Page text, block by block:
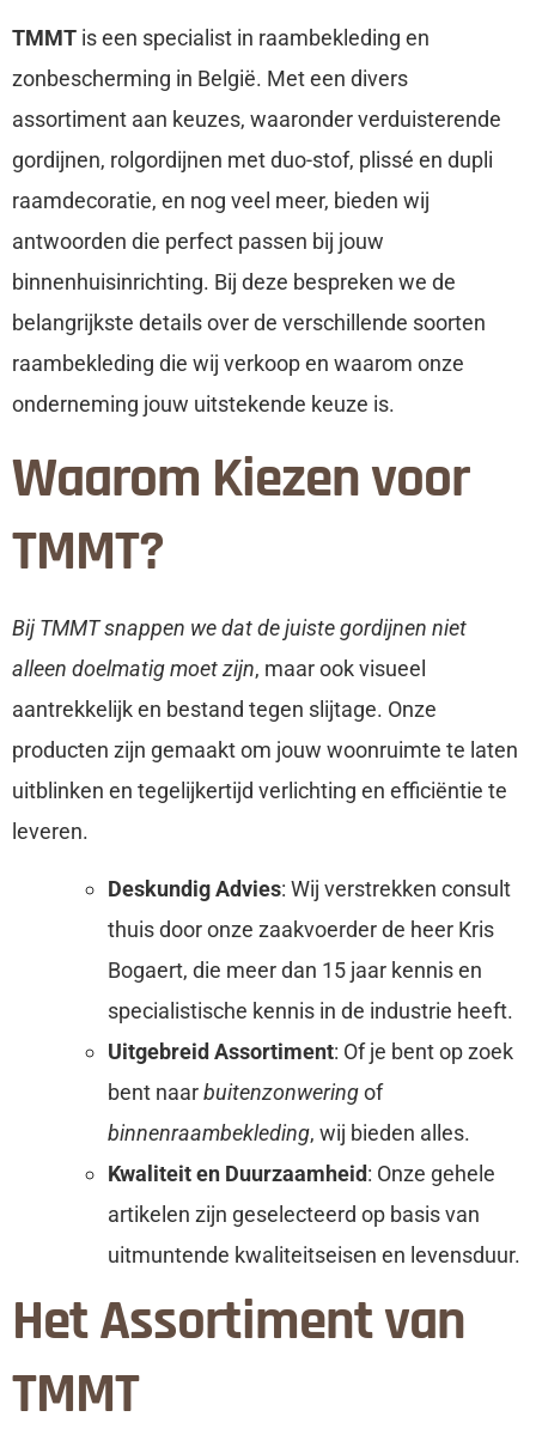
TMMT is een specialist in raambekleding en
zonbescherming in België. Met een divers
assortiment aan keuzes, waaronder verduisterende
gordijnen, rolgordijnen met duo-stof, plissé en dupli
raamdecoratie, en nog veel meer, bieden wij
antwoorden die perfect passen bij jouw
binnenhuisinrichting. Bij deze bespreken we de
belangrijkste details over de verschillende soorten
raambekleding die wij verkoop en waarom onze
onderneming jouw uitstekende keuze is.
Waarom Kiezen voor
TMMT?
Bij TMMT snappen we dat de juiste gordijnen niet
alleen doelmatig moet zijn, maar ook visueel
aantrekkelijk en bestand tegen slijtage. Onze
producten zijn gemaakt om jouw woonruimte te laten
uitblinken en tegelijkertijd verlichting en efficiëntie te
leveren.
Deskundig Advies: Wij verstrekken consult
thuis door onze zaakvoerder de heer Kris
Bogaert, die meer dan 15 jaar kennis en
specialistische kennis in de industrie heeft.
Uitgebreid Assortiment: Of je bent op zoek
bent naarbuitenzonweringof
binnenraambekleding, wij bieden alles.
Kwaliteit en Duurzaamheid: Onze gehele
artikelen zijn geselecteerd op basis van
uitmuntende kwaliteitseisen en levensduur.
Het Assortiment van
TMMT